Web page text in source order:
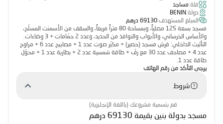
فئة:مساجد
دولة:BENIN
المبلغ المستهدف:69130 درهم
مسجد بسعة 125 مصلياً، وبمساحة 80 متراً مربعاً، والسقف من الأسمنت المسلّح،
والأساس الخرساني، والأبواب والنوافذ من الحديد، وعدد 2 حمّامات + 3 وضاءات.
التأثيث الداخلي: فرش مسجد (حصير) + مكبّر صوت عدد 1 + مصابيح عدد 6 + مراوح
عدد 4 + مصاحف عدد 30 مع رفّ + طاقة شمسية عدد 2 + بطارية عدد 1 + محوّل
طاقة عدد 1.
يرجى التأكد من رقم الهاتف
شروط
قم بتسمية مشروعك (باللغة الإنجليزية)